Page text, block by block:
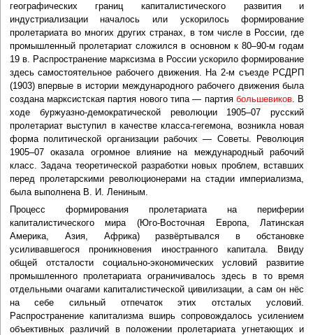
географических границ капиталистического развития и
индустриализации началось или ускорилось формирование
пролетариата во многих других странах, в том числе в России, где
промышленный пролетариат сложился в основном к 80–90-м годам
19 в. Распространение марксизма в России ускорило формирование
здесь самостоятельное рабочего движения. На 2-м съезде РСДРП
(1903) впервые в истории международного рабочего движения была
создана марксистская партия нового типа — партия большевиков. В
ходе буржуазно-демократической революции 1905–07 русский
пролетариат выступил в качестве класса-гегемона, возникла новая
форма политической организации рабочих — Советы. Революция
1905–07 оказала огромное влияние на международный рабочий
класс. Задача теоретической разработки новых проблем, вставших
перед пролетарскими революционерами на стадии империализма,
была выполнена В. И. Лениным.
Процесс формирования пролетариата на периферии
капиталистического мира (Юго-Восточная Европа, Латинская
Америка, Азия, Африка) развёртывался в обстановке
усиливавшегося проникновения иностранного капитала. Ввиду
общей отсталости социально-экономических условий развитие
промышленного пролетариата ограничивалось здесь в то время
отдельными очагами капиталистической цивилизации, а сам он нёс
на себе сильный отпечаток этих отсталых условий.
Распространение капитализма вширь сопровождалось усилением
объективных различий в положении пролетариата угнетающих и